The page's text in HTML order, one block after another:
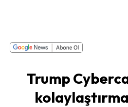
Trump